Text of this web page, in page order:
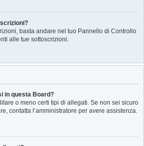
basta andare nel tuo Pannello di Controllo
alle tue sottoscrizioni.
in questa Board?
o meno certi tipi di allegati. Se non sei sicuro
contatta l’amministratore per avere assistenza.